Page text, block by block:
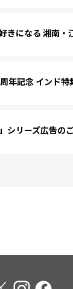
きになる 湘南・
年記念 インド特
シリーズ広告の